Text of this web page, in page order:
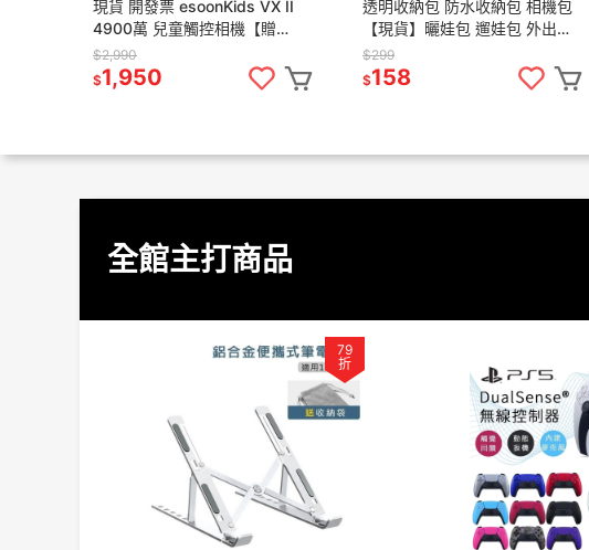
現貨 開發票 esoonKids VX II
4900萬 兒童觸控相機【贈
64G+保貼+支架】兒童相機 照
相機 相機
$2,990
$1,950
透明收納包 防水收納包 相機包
【現貨】曬娃包 遛娃包 外出包
痛包 娃娃包 透明娃包 相機收納
esoon
$299
$158
全館主打商品
79
折